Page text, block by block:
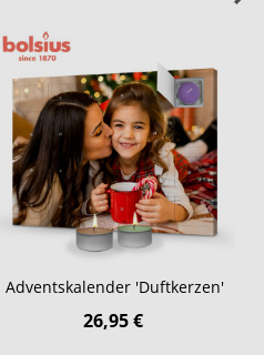
Adventskalender 'Duftkerzen'
26,95 €